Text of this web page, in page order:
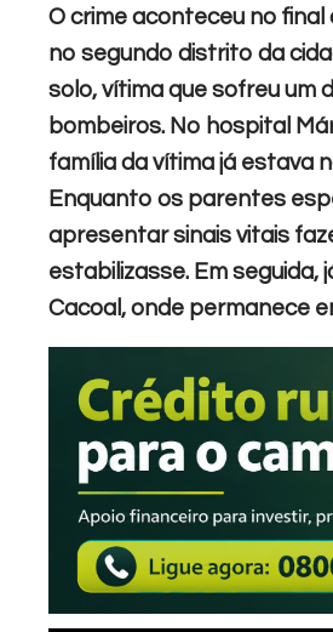
O crime aconteceu no
no segundo distrito da
solo, vítima que sofreu um
bombeiros. No hospital
família da vítima já estava
Enquanto os parentes
apresentar sinais vitais
estabilizasse. Em
Cacoal, onde permanece